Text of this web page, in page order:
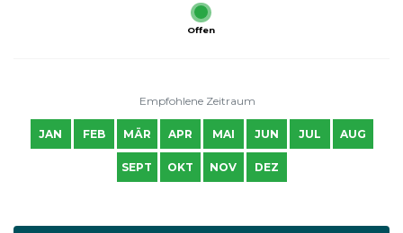
Offen
Empfohlene Zeitraum
JAN FEB MÄR APR MAI JUN JUL AUG
SEPT OKT NOV DEZ